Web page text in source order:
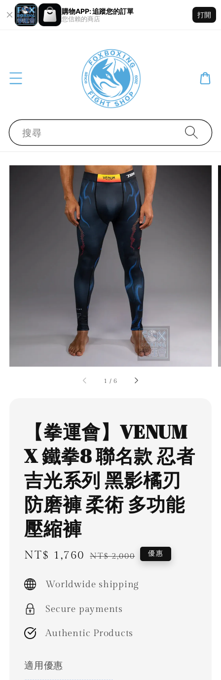
購物APP: 追蹤您的訂單
您信賴的商店
打開
搜尋
1 /6
【拳運會】VENUM
X 鐵拳8 聯名款 忍者
吉光系列 黑影橘刃
防磨褲 柔術 多功能
壓縮褲
Sale
NT$ 1,760 Regular
NT$ 2,000 優惠
Worldwide shipping
Secure payments
Authentic Products
適用優惠